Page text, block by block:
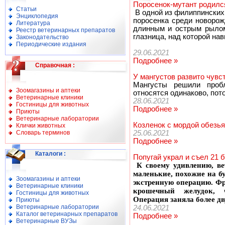
Статьи
Энциклопедия
Литература
Реестр ветеринарных препаратов
Законодательство
Периодические издания
Справочная :
Зоомагазины и аптеки
Ветеринарные клиники
Гостиницы для животных
Приюты
Ветеринарные лаборатории
Клички животных
Словарь терминов
Каталоги :
Зоомагазины и аптеки
Ветеринарные клиники
Гостиницы для животных
Приюты
Ветеринарные лаборатории
Каталог ветеринарных препаратов
Ветеринарные ВУЗы
Поросенок-мутант
В одной из
поросенка среди
длинным и острым
глазница, над которой
29.06.2021
Подробнее »
У мангустов развито
Мангусты решили
относятся одинаково,
28.06.2021
Подробнее »
Козленок с мордой
25.06.2021
Подробнее »
Попугай украл и съел 21
К своему удивлению,
маленькие, похожие на
экстренную операцию.
крошечный желудок,
Операция заняла более
24.06.2021
Подробнее »